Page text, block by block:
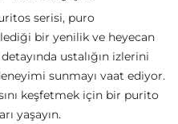
serisi, puro
bir yenilik ve heyecan
ustalığın izlerini
sunmayı vaat ediyor.
keşfetmek için bir purito
yaşayın.